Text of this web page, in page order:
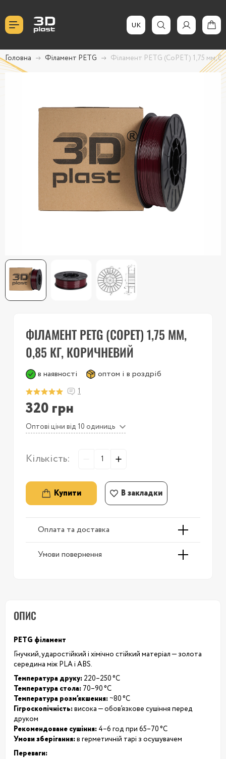
UK
Головна Філамент PETG Філамент PETG (CoPET) 1,75 мм,
ФІЛАМЕНТ PETG (COPET) 1,75 ММ,
0,85 КГ, КОРИЧНЕВИЙ
в наявності оптом і в роздріб
1
320 грн
Оптові ціни від 10 одиниць
Кількість:
Купити В закладки
Оплата та доставка
Умови повернення
ОПИС
PETG філамент
Гнучкий, ударостійкий і хімічно стійкий матеріал — золота
середина між PLA і ABS.
Температура друку: 220–250 °C
Температура стола: 70–90 °C
Температура розм’якшення: ~80 °C
Гігроскопічність:висока — обов’язкове сушіння перед
друком
Рекомендоване сушіння: 4–6 год при 65–70 °C
Умови зберігання:в герметичній тарі з осушувачем
Переваги: